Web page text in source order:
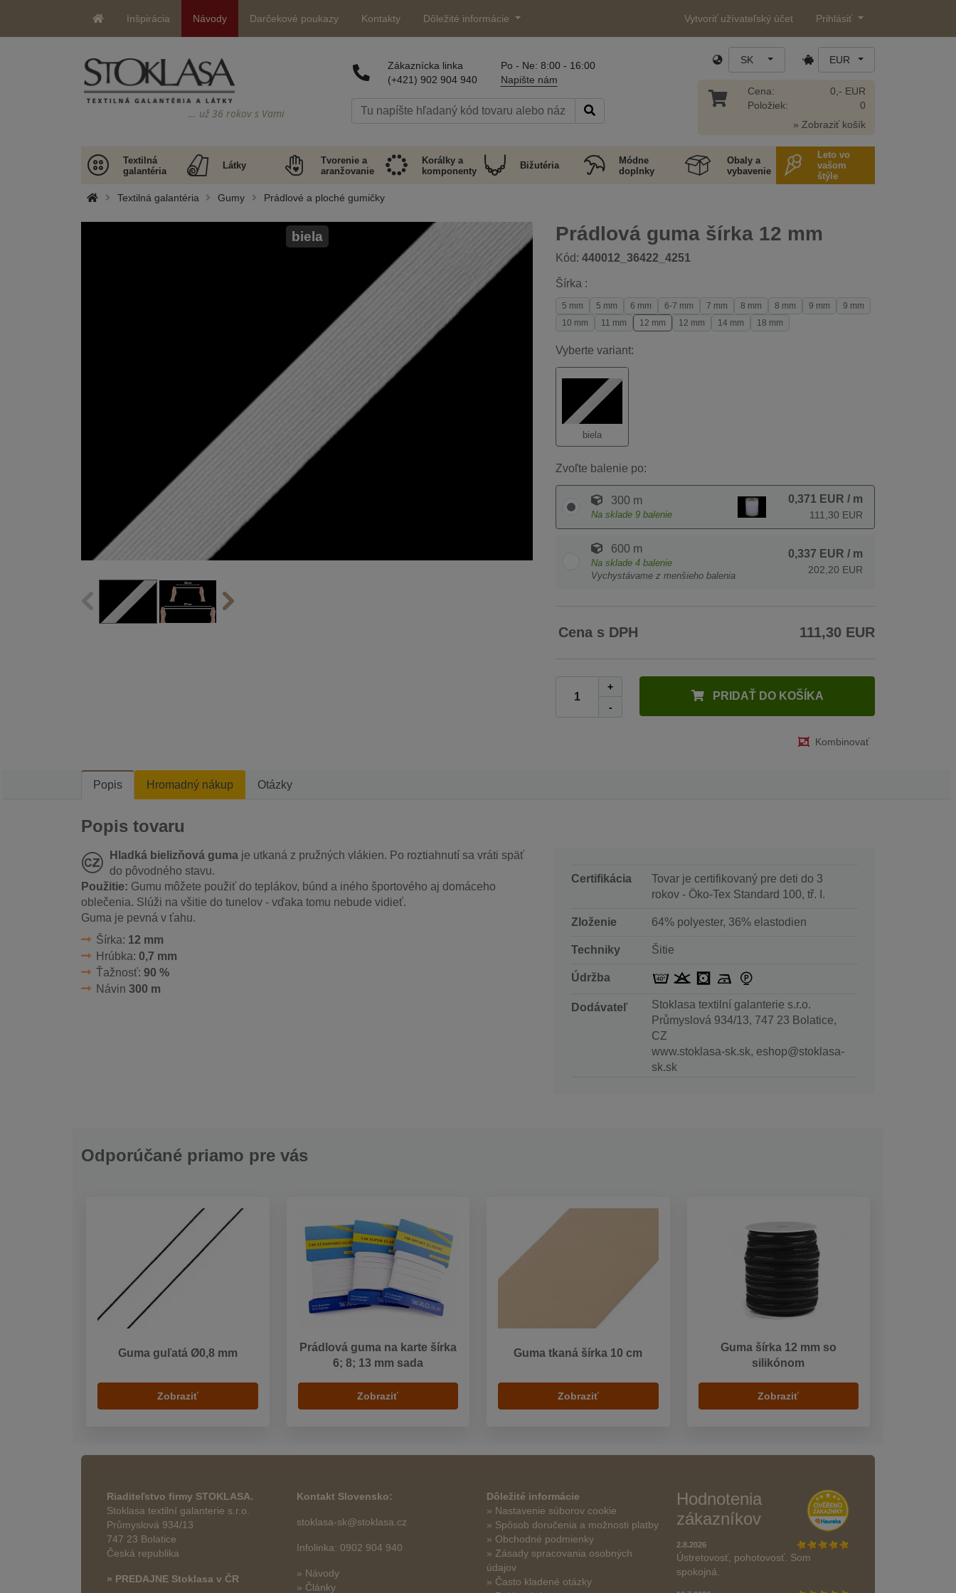
Inšpirácia Návody Darčekové poukazy Kontakty Dôležité informácie Vytvoriť užívateľský účet Prihlásiť
… už 36 rokov s Vami
Zákaznícka linka
(+421) 902 904 940
Po - Ne: 8:00 - 16:00
Napište nám
SK EUR
Cena:
Položiek:
0,- EUR
0
» Zobraziť košík
Textilná
galantéria
Látky
Tvorenie a
aranžovanie
Korálky a
komponenty
Bižutéria
Módne
doplnky
Obaly a
vybavenie
Leto vo
vašom
štýle
Textilná galantéria Gumy Prádlové a ploché gumičky
Prádlová guma šírka 12 mm
Kód: 440012_36422_4251
biela
Šírka :
5 mm 5 mm 6 mm 6-7 mm 7 mm 8 mm 8 mm 9 mm
9 mm
10 mm
11 mm 12 mm 12 mm 14 mm 18 mm
Vyberte variant:
biela
Zvoľte balenie po:
300 m
Na sklade 9 balenie
0,371 EUR / m
111,30 EUR
600 m
Na sklade 4 balenie
Vychystávame z menšieho balenia
0,337 EUR / m
202,20 EUR
Cena s DPH 111,30 EUR
+
-
PRIDAŤ DO KOŠÍKA
Kombinovať
Popis Hromadný nákup Otázky
Popis tovaru
Hladká bielizňová guma je utkaná z pružných vlákien. Po roztiahnutí sa vráti späť
do pôvodného stavu.
Použitie: Gumu môžete použiť do teplákov, búnd a iného športového aj domáceho
oblečenia. Slúži na všitie do tunelov - vďaka tomu nebude vidieť.
Guma je pevná v ťahu.
Šírka: 12 mm
Hrúbka: 0,7 mm
Ťažnosť: 90 %
Návin 300 m
Certifikácia
Tovar je certifikovaný pre deti do 3
rokov - Öko-Tex Standard 100, tř. I.
Zloženie 64% polyester, 36% elastodien
Techniky Šitie
Údržba
Dodávateľ
Stoklasa textilní galanterie s.r.o.
Průmyslová 934/13, 747 23 Bolatice,
CZ
www.stoklasa-sk.sk, eshop@stoklasa-
sk.sk
Odporúčané priamo pre vás
Guma guľatá Ø0,8 mm
Zobraziť
Prádlová guma na karte šírka
6; 8; 13 mm sada
Zobraziť
Guma tkaná šírka 10 cm
Zobraziť
Guma šírka 12 mm so
silikónom
Zobraziť
Riaditeľstvo firmy STOKLASA.
Stoklasa textilní galanterie s.r.o.
Průmyslová 934/13
747 23 Bolatice
Česká republika
» PREDAJNE Stoklasa v ČR
Kontakt Slovensko:
stoklasa-sk@stoklasa.cz
Infolinka: 0902 904 940
» Návody
» Články
Dôležité informácie
» Nastavenie súborov cookie
» Spôsob doručenia a možnosti platby
» Obchodné podmienky
» Zásady spracovania osobných
údajov
» Často kladené otázky
Hodnotenia
zákazníkov
2.8.2026
Ústretovosť, pohotovosť. Som
spokojná.